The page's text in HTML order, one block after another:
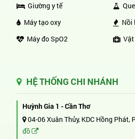
Giường y tế
Máy tạo oxy
Máy đo SpO2
Nồi
HỆ THỐNG CHI NHÁNH
Huỳnh Gia 1 - Cần Thơ
04-06 Xuân Thủy, KDC Hồng Phát,
đồ